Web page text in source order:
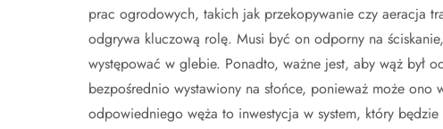
prac ogrodowych, takich jak przekopywanie czy aeracja
odgrywa kluczową rolę. Musi być on odporny na
występować w glebie. Ponadto, ważne jest, aby wąż był
bezpośrednio wystawiony na słońce, ponieważ może
odpowiedniego węża to inwestycja w system, który